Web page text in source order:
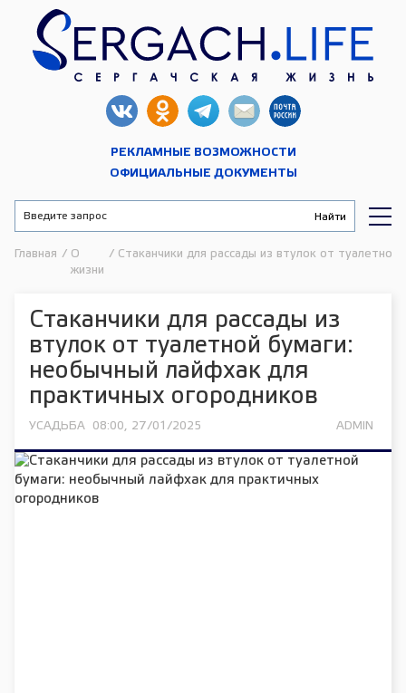
РЕКЛАМНЫЕ ВОЗМОЖНОСТИ
ОФИЦИАЛЬНЫЕ ДОКУМЕНТЫ
Главная / О
жизни
/ Стаканчики для рассады из втулок от
Стаканчики для рассады из
втулок от туалетной бумаги:
необычный лайфхак для
практичных огородников
УСАДЬБА 08:00, 27/01/2025 ADMIN